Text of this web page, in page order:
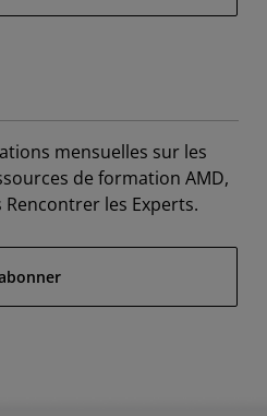
mensuelles sur les
de formation AMD,
les Experts.